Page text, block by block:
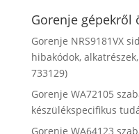
Gorenje gépekről
Gorenje NRS9181VX
hibakódok,
733129)
Gorenje WA72105
készülékspecifikus
Gorenje WA64123